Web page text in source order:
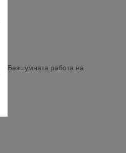
Безшумната работа на